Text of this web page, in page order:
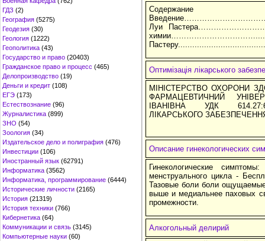
ГДЗ (2)
География (5275)
Геодезия (30)
Геология (1222)
Геополитика (43)
Государство и право (20403)
Гражданское право и процесс (465)
Делопроизводство (19)
Деньги и кредит (108)
ЕГЭ (173)
Естествознание (96)
Журналистика (899)
ЗНО (54)
Зоология (34)
Издательское дело и полиграфия (476)
Инвестиции (106)
Иностранный язык (62791)
Информатика (3562)
Информатика, программирование (6444)
Исторические личности (2165)
История (21319)
История техники (766)
Кибернетика (64)
Коммуникации и связь (3145)
Компьютерные науки (60)
Содержание
Луи
Оптимізація лікарського
МІНІСТЕРСТВО ОХОРОНИ
ФАРМАЦЕВТИЧНИЙ
ІВАНІВНА УДК
ЛІКАРСЬКОГО
Описание гинекологических
Гинекологические
менструального цикла -
Тазовые боли боли
выше и медиальнее паховых
промежности.
Алкогольный делирий